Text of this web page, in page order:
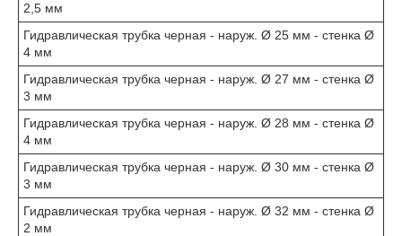
2,5 мм
Гидравлическая трубка черная - наруж. Ø 25 мм - стенка Ø
4 мм
Гидравлическая трубка черная - наруж. Ø 27 мм - стенка Ø
3 мм
Гидравлическая трубка черная - наруж. Ø 28 мм - стенка Ø
4 мм
Гидравлическая трубка черная - наруж. Ø 30 мм - стенка Ø
3 мм
Гидравлическая трубка черная - наруж. Ø 32 мм - стенка Ø
2 мм